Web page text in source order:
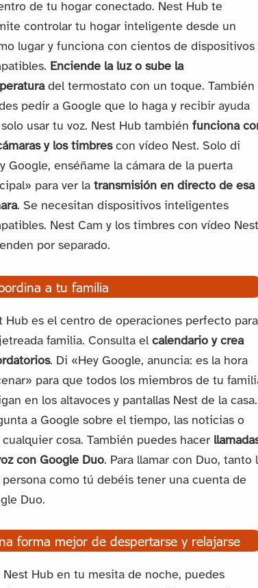
de tu hogar conectado. Nest Hub te
controlar tu hogar inteligente desde un
lugar y funciona con cientos de dispositivos
Enciende la luz o sube la
del termostato con un toque. También
pedir a Google que lo haga y recibir ayuda
usar tu voz. Nest Hub también funciona
y los timbrescon vídeo Nest. Solo di
Google, enséñame la cámara de la puerta
para ver la transmisión en directo de esa
. Se necesitan dispositivos inteligentes
Nest Cam y los timbres con vídeo Nest
por separado.
a tu familia
Hub es el centro de operaciones perfecto para
familia. Consulta el calendario y crea
. Di «Hey Google, anuncia: es la hora
para que todos los miembros de tu
en los altavoces y pantallas Nest de la casa.
a Google sobre el tiempo, las noticias o
cualquier cosa. También puedes hacer
con Google Duo. Para llamar con Duo, tanto
persona como tú debéis tener una cuenta de
Duo.
forma mejor de despertarse y relajarse
Nest Hub en tu mesita de noche, puedes